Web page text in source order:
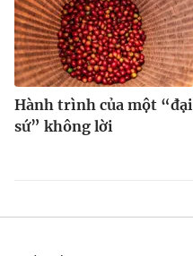
Hành trình của một “đại
sứ” không lời